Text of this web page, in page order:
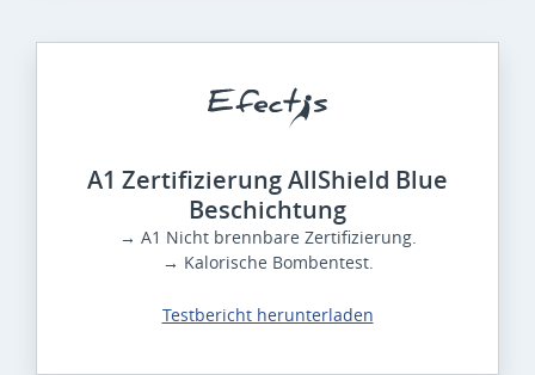
A1 Zertifizierung AllShield Blue
Beschichtung
→ A1 Nicht brennbare Zertifizierung.
→ Kalorische Bombentest.
Testbericht herunterladen